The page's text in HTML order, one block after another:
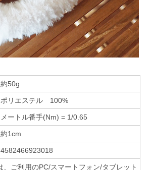
約50g
ポリエステル 100%
メートル番手(Nm) = 1/0.65
約1cm
4582466923018
、ご利用のPC/スマートフォン/タブレット